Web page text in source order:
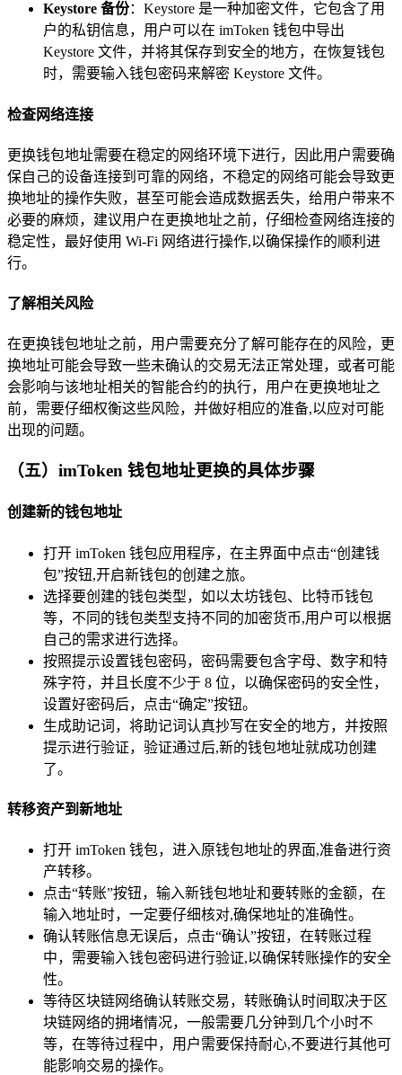
Keystore 备份：Keystore 是一种加密文件，它包含了用
户的私钥信息，用户可以在 imToken 钱包中导出
Keystore 文件，并将其保存到安全的地方，在恢复钱包
时，需要输入钱包密码来解密 Keystore 文件。
检查网络连接
更换钱包地址需要在稳定的网络环境下进行，因此用户需要确
保自己的设备连接到可靠的网络，不稳定的网络可能会导致更
换地址的操作失败，甚至可能会造成数据丢失，给用户带来不
必要的麻烦，建议用户在更换地址之前，仔细检查网络连接的
稳定性，最好使用 Wi-Fi 网络进行操作,以确保操作的顺利进
行。
了解相关风险
在更换钱包地址之前，用户需要充分了解可能存在的风险，更
换地址可能会导致一些未确认的交易无法正常处理，或者可能
会影响与该地址相关的智能合约的执行，用户在更换地址之
前，需要仔细权衡这些风险，并做好相应的准备,以应对可能
出现的问题。
（五）imToken 钱包地址更换的具体步骤
创建新的钱包地址
打开 imToken 钱包应用程序，在主界面中点击“创建钱
包”按钮,开启新钱包的创建之旅。
选择要创建的钱包类型，如以太坊钱包、比特币钱包
等，不同的钱包类型支持不同的加密货币,用户可以根据
自己的需求进行选择。
按照提示设置钱包密码，密码需要包含字母、数字和特
殊字符，并且长度不少于 8 位，以确保密码的安全性，
设置好密码后，点击“确定”按钮。
生成助记词，将助记词认真抄写在安全的地方，并按照
提示进行验证，验证通过后,新的钱包地址就成功创建
了。
转移资产到新地址
打开 imToken 钱包，进入原钱包地址的界面,准备进行资
产转移。
点击“转账”按钮，输入新钱包地址和要转账的金额，在
输入地址时，一定要仔细核对,确保地址的准确性。
确认转账信息无误后，点击“确认”按钮，在转账过程
中，需要输入钱包密码进行验证,以确保转账操作的安全
性。
等待区块链网络确认转账交易，转账确认时间取决于区
块链网络的拥堵情况，一般需要几分钟到几个小时不
等，在等待过程中，用户需要保持耐心,不要进行其他可
能影响交易的操作。